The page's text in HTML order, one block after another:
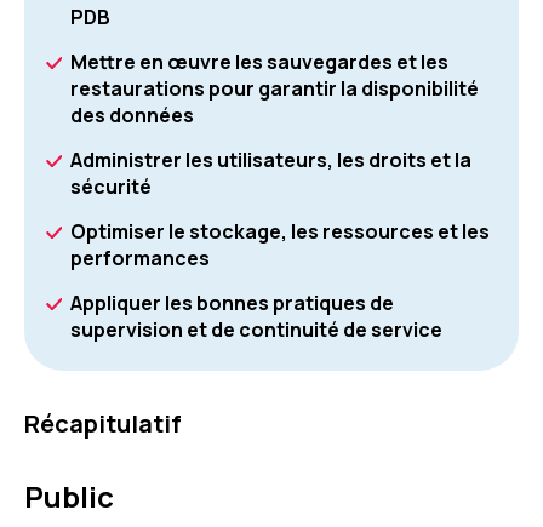
PDB
Mettre en œuvre les sauvegardes et les
restaurations pour garantir la disponibilité
des données
Administrer les utilisateurs, les droits et la
sécurité
Optimiser le stockage, les ressources et les
performances
Appliquer les bonnes pratiques de
supervision et de continuité de service
Récapitulatif
Public